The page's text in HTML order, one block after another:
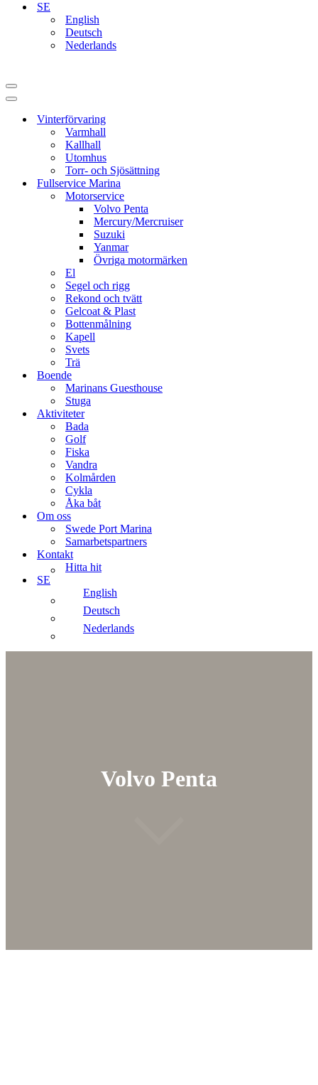
SE
English
Deutsch
Nederlands
Navigation
Menu
Navigation
Vinterförvaring
Varmhall
Kallhall
Utomhus
Torr- och Sjösättning
Fullservice Marina
Motorservice
Volvo Penta
Mercury/Mercruiser
Suzuki
Yanmar
Övriga motormärken
El
Segel och rigg
Rekond och tvätt
Gelcoat & Plast
Bottenmålning
Kapell
Svets
Trä
Boende
Marinans Guesthouse
Stuga
Aktiviteter
Bada
Golf
Fiska
Vandra
Kolmården
Cykla
Åka båt
Om oss
Swede Port Marina
Samarbetspartners
Kontakt
Hitta hit
SE
English
Deutsch
Nederlands
Volvo Penta